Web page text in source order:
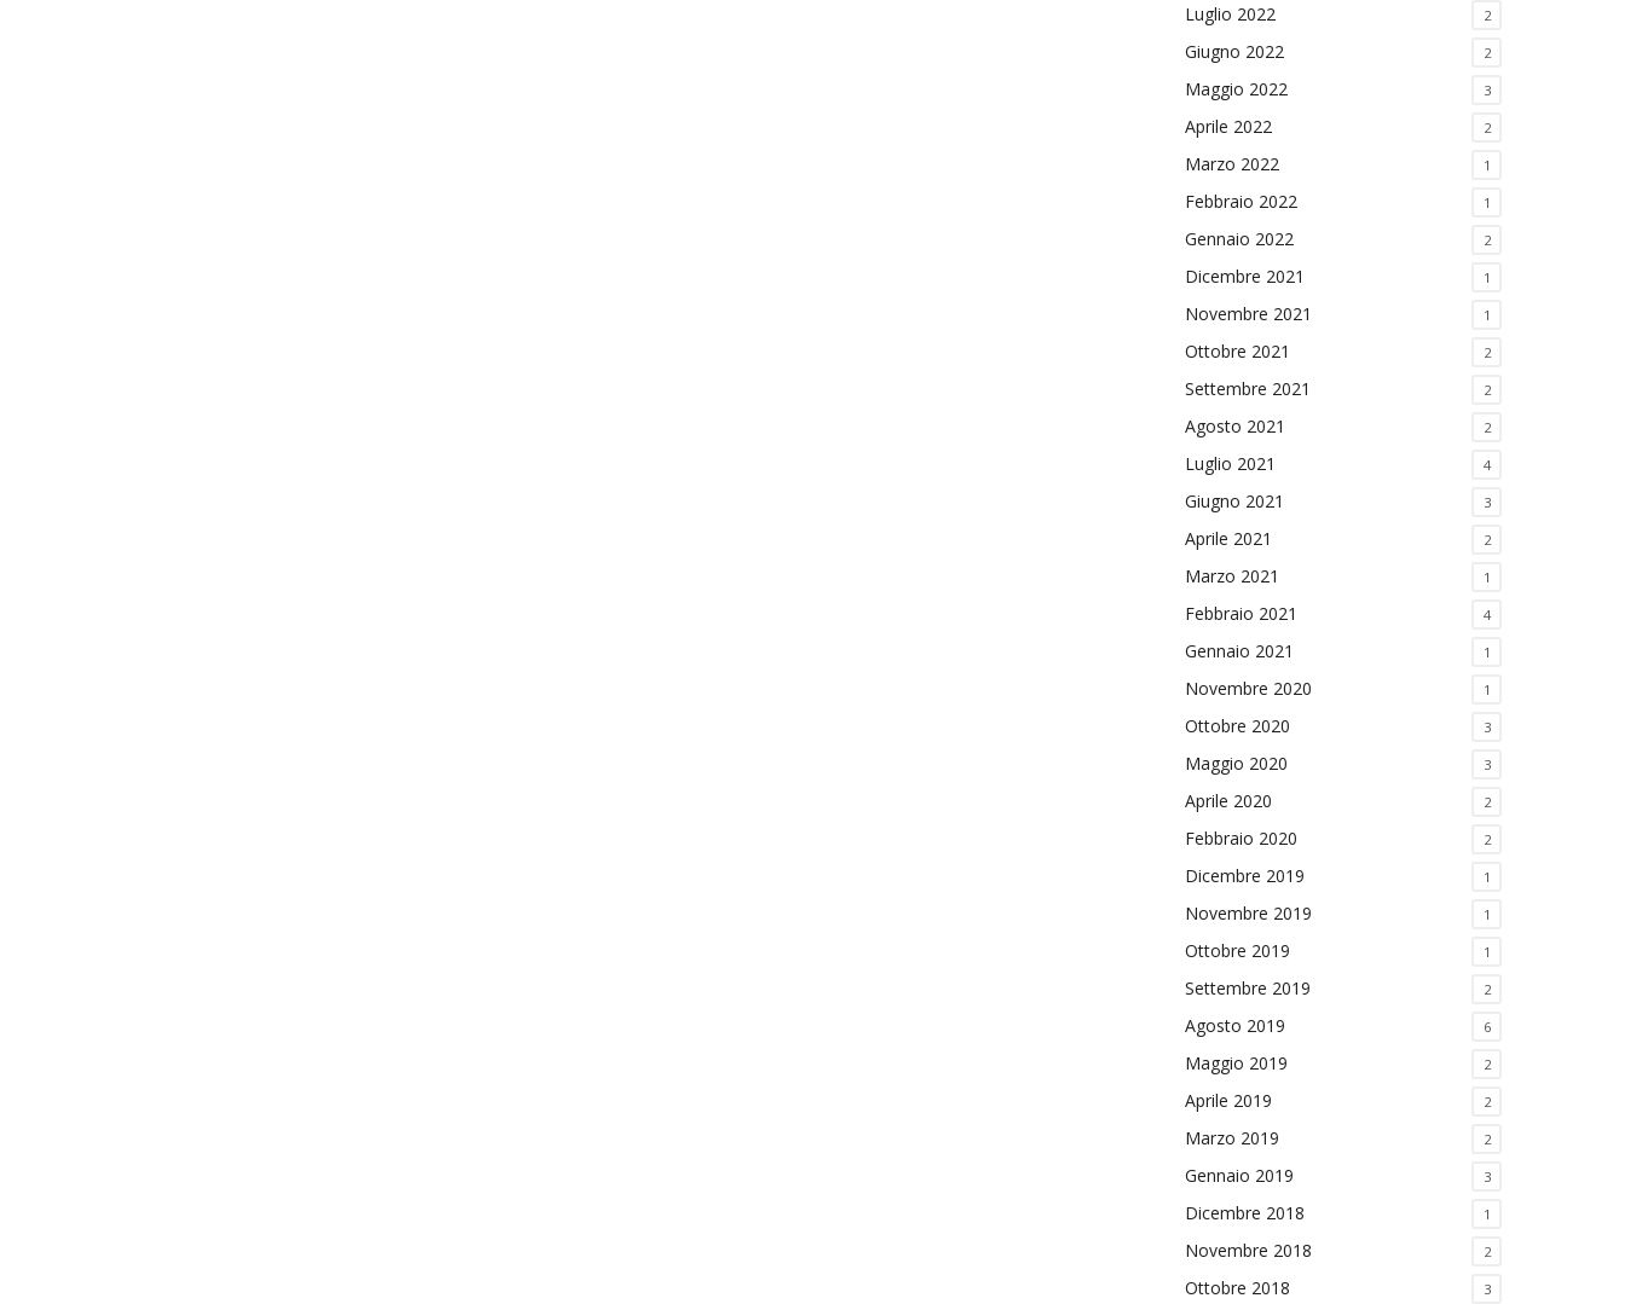
Luglio 2022 2
Giugno 2022 2
Maggio 2022 3
Aprile 2022 2
Marzo 2022 1
Febbraio 2022 1
Gennaio 2022 2
Dicembre 2021 1
Novembre 2021 1
Ottobre 2021 2
Settembre 2021 2
Agosto 2021 2
Luglio 2021 4
Giugno 2021 3
Aprile 2021 2
Marzo 2021 1
Febbraio 2021 4
Gennaio 2021 1
Novembre 2020 1
Ottobre 2020 3
Maggio 2020 3
Aprile 2020 2
Febbraio 2020 2
Dicembre 2019 1
Novembre 2019 1
Ottobre 2019 1
Settembre 2019 2
Agosto 2019 6
Maggio 2019 2
Aprile 2019 2
Marzo 2019 2
Gennaio 2019 3
Dicembre 2018 1
Novembre 2018 2
Ottobre 2018 3